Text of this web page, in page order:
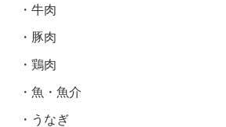
牛肉
豚肉
鶏肉
魚・魚介
うなぎ